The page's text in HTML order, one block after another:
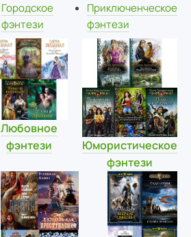
Городское
фэнтези
Приключенческое
фэнтези
Любовное
фэнтези
Юмористическое
фэнтези